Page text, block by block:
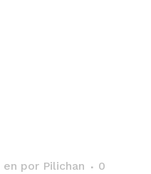
en por Pilichan
0